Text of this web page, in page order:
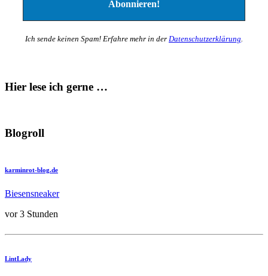
Ich sende keinen Spam! Erfahre mehr in der Datenschutzerklärung.
Hier lese ich gerne …
Blogroll
karminrot-blog.de
Biesensneaker
vor 3 Stunden
LintLady